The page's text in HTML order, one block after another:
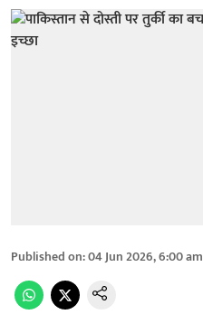
Published on:04 Jun 2026, 6:00 am